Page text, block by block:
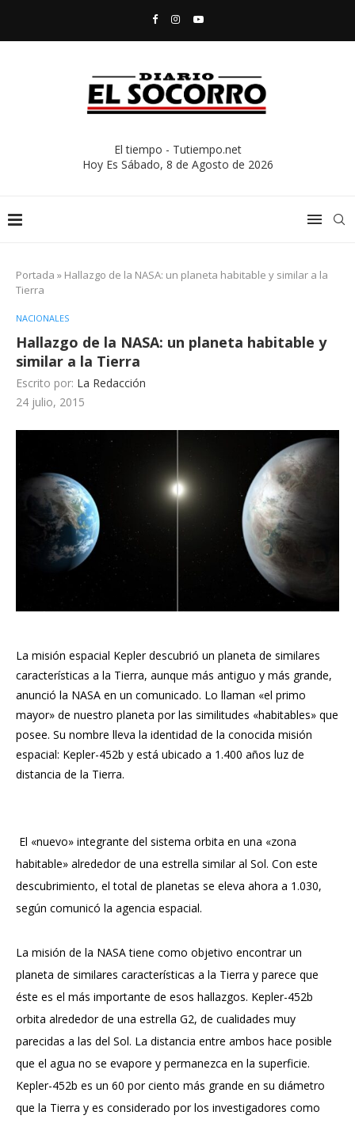
El tiempo - Tutiempo.net
Hoy Es Sábado, 8 de Agosto de 2026
Portada » Hallazgo de la NASA: un planeta habitable y similar a la
Tierra
NACIONALES
Hallazgo de la NASA: un planeta habitable y
similar a la Tierra
Escrito por: La Redacción
24 julio, 2015
La misión espacial Kepler descubrió un planeta de similares
características a la Tierra, aunque más antiguo y más grande,
anunció la NASA en un comunicado. Lo llaman «el primo
mayor» de nuestro planeta por las similitudes «habitables» que
posee. Su nombre lleva la identidad de la conocida misión
espacial: Kepler-452b y está ubicado a 1.400 años luz de
distancia de la Tierra.
El «nuevo» integrante del sistema orbita en una «zona
habitable» alrededor de una estrella similar al Sol. Con este
descubrimiento, el total de planetas se eleva ahora a 1.030,
según comunicó la agencia espacial.
La misión de la NASA tiene como objetivo encontrar un
planeta de similares características a la Tierra y parece que
éste es el más importante de esos hallazgos. Kepler-452b
orbita alrededor de una estrella G2, de cualidades muy
parecidas a las del Sol. La distancia entre ambos hace posible
que el agua no se evapore y permanezca en la superficie.
Kepler-452b es un 60 por ciento más grande en su diámetro
que la Tierra y es considerado por los investigadores como